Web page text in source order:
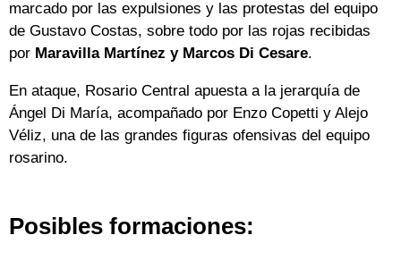
marcado por las expulsiones y las protestas del equipo
de Gustavo Costas, sobre todo por las rojas recibidas
por Maravilla Martínez y Marcos Di Cesare.
En ataque, Rosario Central apuesta a la jerarquía de
Ángel Di María, acompañado por Enzo Copetti y Alejo
Véliz, una de las grandes figuras ofensivas del equipo
rosarino.
Posibles formaciones: